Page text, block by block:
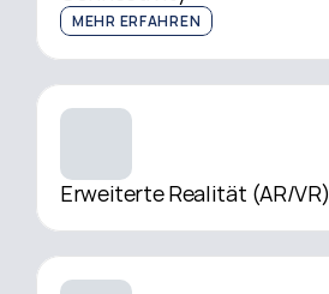
MEHR ERFAHREN
Erweiterte Realität (AR/VR)